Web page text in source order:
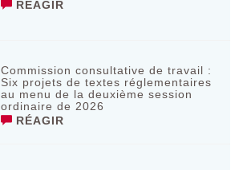
RÉAGIR
Commission consultative de travail :
Six projets de textes réglementaires
au menu de la deuxième session
ordinaire de 2026
RÉAGIR